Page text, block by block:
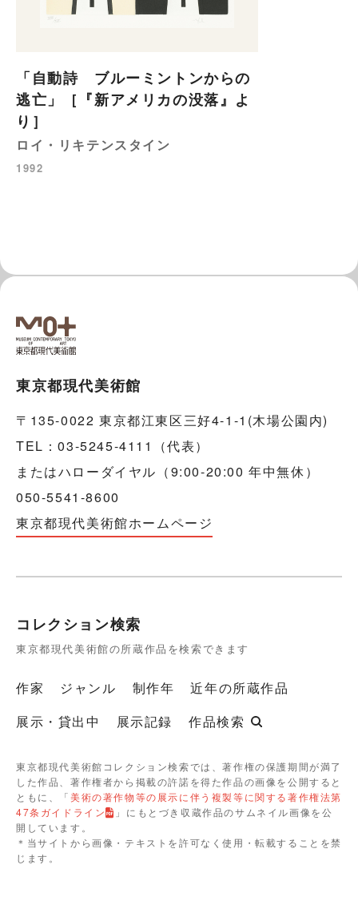
「自動詩 ブルーミントンからの
逃亡」［『新アメリカの没落』よ
り］
ロイ・リキテンスタイン
1992
東京都現代美術館
〒135-0022 東京都江東区三好4-1-1(木場公園内)
TEL：03-5245-4111（代表）
またはハローダイヤル（9:00-20:00 年中無休）
050-5541-8600
東京都現代美術館ホームページ
コレクション検索
東京都現代美術館の所蔵作品を検索できます
作家 ジャンル 制作年
近年の所蔵作品
展示・貸出中
展示記録 作品検索
東京都現代美術館コレクション検索では、著作権の保護期間が満了
した作品、著作権者から掲載の許諾を得た作品の画像を公開すると
ともに、「美術の著作物等の展示に伴う複製等に関する著作権法第
47条ガイドライン
」にもとづき収蔵作品のサムネイル画像を公
開しています。
＊当サイトから画像・テキストを許可なく使用・転載することを禁
じます。